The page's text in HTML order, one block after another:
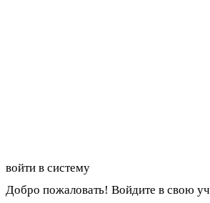
войти в систему
Добро пожаловать! Войдите в свою